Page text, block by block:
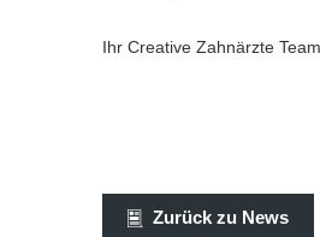
Ihr Creative Zahnärzte
Zurück zu News